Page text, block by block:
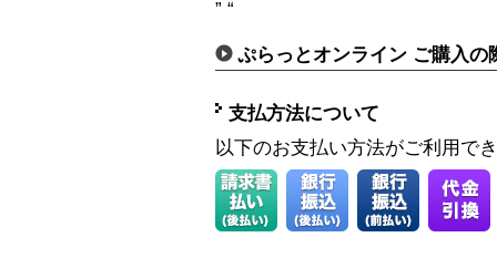
” “
ぷらっとオンライン ご購入の
支払方法について
以下のお支払い方法がご利用で